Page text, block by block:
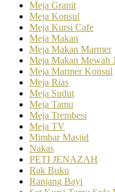
Meja Granit
Meja Konsul
Meja Kursi Cafe
Meja Makan
Meja Makan Marmer
Meja Makan Mewah
Meja Marmer Konsul
Meja Rias
Meja Sudut
Meja Tamu
Meja Trembesi
Meja TV
Mimbar Masjid
Nakas
PETI JENAZAH
Rak Buku
Ranjang Bayi